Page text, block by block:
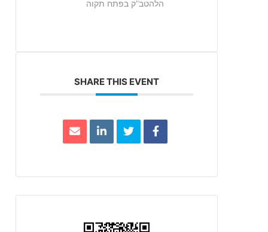
הלהטב"ק בפתח תקוה
SHARE THIS EVENT